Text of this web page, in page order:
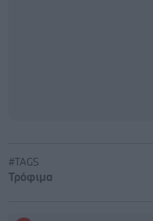
#TAGS
Τρόφιμα